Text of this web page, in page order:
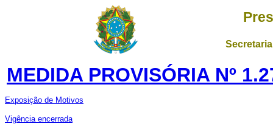
MEDIDA PROVISÓRIA Nº
Exposição de Motivos
Vigência encerrada